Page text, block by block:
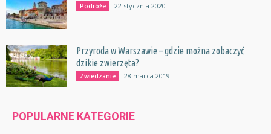
Podróże 22 stycznia 2020
Przyroda w Warszawie – gdzie można zobaczyć
dzikie zwierzęta?
Zwiedzanie 28 marca 2019
POPULARNE KATEGORIE